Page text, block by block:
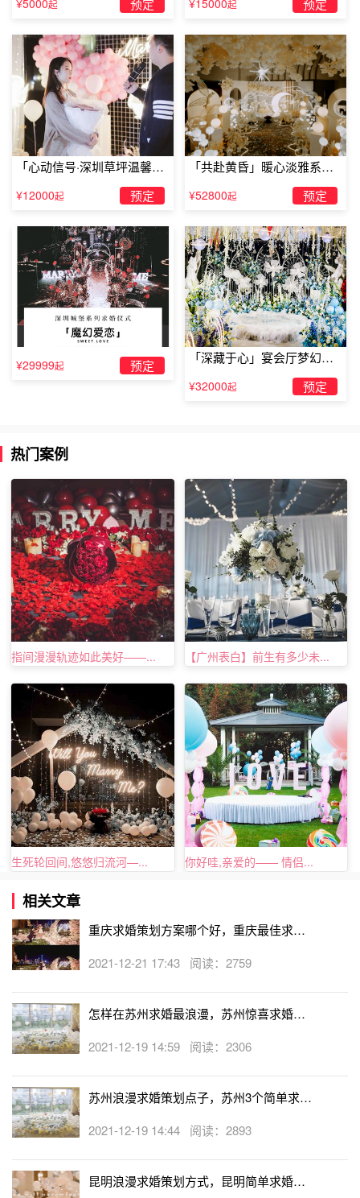
这是我们一起过的第二个情人节，虽然我没办法给你生
生世世的承诺，但是我想给你我有的所有。我想要我们以后
不再是过情人节，而是度过每一个结婚纪念日，我想要缠着
你到你离不开我，我想要每个清晨醒来身旁都是你熟睡的侧
脸。因为我没办法去确定未来的路我能够陪你有多远，但是
我想要在我伴你身旁的每一刻你都是开心的。
因为我爱你
浪漫的七夕情人节，和他牵着手走在散发着微风和清香
的小路上，对她说：我这一生曾经颠沛流离不知道自己应该
做些什么，不知道自己何时才会有一个安定下来的意义。可
是当我遇见你，我看见你的一娉一笑都是那么简单而又美
好，我知道我沦陷了，就像是大雁终于找到了回家的方向。
我想此后的几十年都陪着你一起走过，请你给我这个机会好
吗？
赖上你每一天离不开你
我开始习惯于有你存在于我身边的每一个瞬间，就像鱼
开你，没办法失去你存在的每个时刻。在今天这个特殊的日
子里，我想要告诉你，以我之名冠你之姓，你愿意吗？
¥5000起 预定 ¥15000起 预定
「心动信号·深圳草坪温馨求
¥12000起 预定
「共赴黄昏」暖心淡雅系求
¥52800起 预定
¥29999起 预定
「深藏于心」宴会厅梦幻主
题求婚仪式
¥32000起 预定
热门案例
指间漫漫轨迹如此美好——... 【广州表白】前生有多少未...
生死轮回间,悠悠归流河—... 你好哇,亲爱的—— 情侣...
相关文章
重庆求婚策划方案哪个好，重庆最佳求婚
2021-12-21 17:43 阅读：2759
怎样在苏州求婚最浪漫，苏州惊喜求婚策
2021-12-19 14:59 阅读：2306
苏州浪漫求婚策划点子，苏州3个简单求婚
2021-12-19 14:44 阅读：2893
昆明浪漫求婚策划方式，昆明简单求婚点